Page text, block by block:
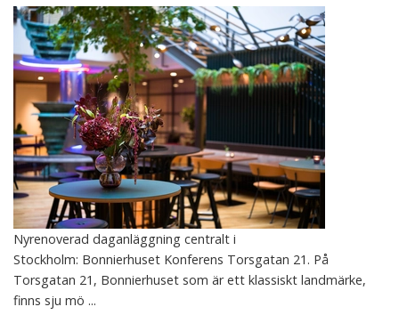
Nyrenoverad daganläggning centralt i
Stockholm: Bonnierhuset Konferens Torsgatan 21. På
Torsgatan 21, Bonnierhuset som är ett klassiskt landmärke,
finns sju mö ...